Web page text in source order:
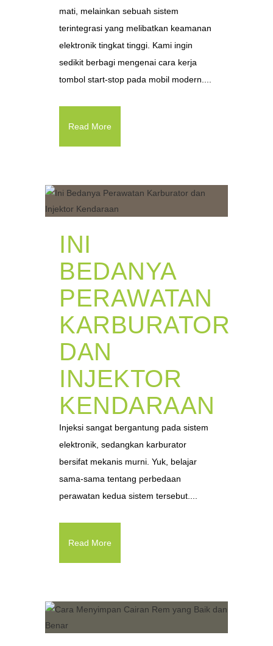
mati, melainkan sebuah sistem
terintegrasi yang melibatkan keamanan
elektronik tingkat tinggi. Kami ingin
sedikit berbagi mengenai cara kerja
tombol start-stop pada mobil modern....
Read More
INI
BEDANYA
PERAWATAN
KARBURATOR
DAN
INJEKTOR
KENDARAAN
Injeksi sangat bergantung pada sistem
elektronik, sedangkan karburator
bersifat mekanis murni. Yuk, belajar
sama-sama tentang perbedaan
perawatan kedua sistem tersebut....
Read More